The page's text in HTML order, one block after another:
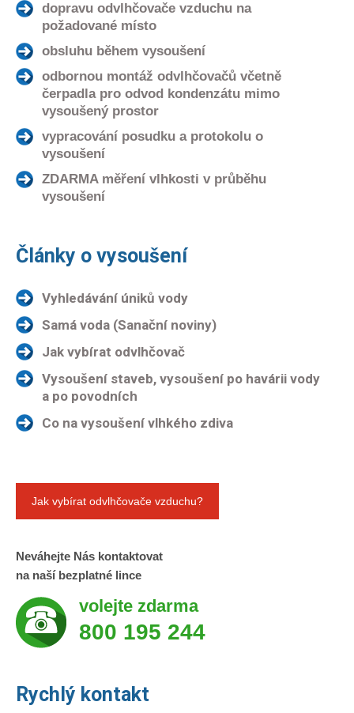
dopravu odvlhčovače vzduchu na
požadované místo
obsluhu během vysoušení
odbornou montáž odvlhčovačů včetně
čerpadla pro odvod kondenzátu mimo
vysoušený prostor
vypracování posudku a protokolu o
vysoušení
ZDARMA měření vlhkosti v průběhu
vysoušení
Články o vysoušení
Vyhledávání úniků vody
Samá voda (Sanační noviny)
Jak vybírat odvlhčovač
Vysoušení staveb, vysoušení po havárii vody
a po povodních
Co na vysoušení vlhkého zdiva
Jak vybírat odvlhčovače vzduchu?
Neváhejte Nás kontaktovat
na naší bezplatné lince
volejte zdarma
800 195 244
Rychlý kontakt